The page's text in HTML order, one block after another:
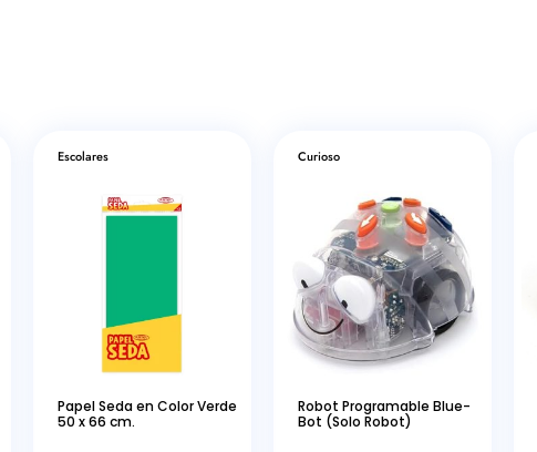
Escolares
Papel Seda en Color Verde
50 x 66 cm.
Curioso
Robot Programable Blue-
Bot (Solo Robot)